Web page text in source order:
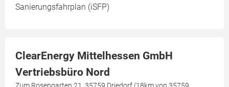
Sanierungsfahrplan (iSFP)
ClearEnergy Mittelhessen GmbH
Vertriebsbüro Nord